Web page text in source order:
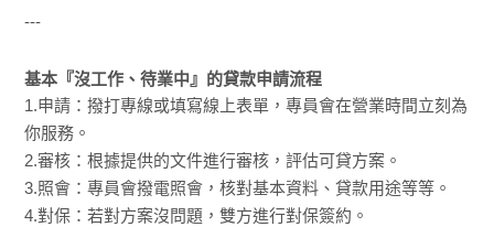
---
基本『沒工作、待業中』的貸款申請流程
1.申請：撥打專線或填寫線上表單，專員會在營業時間立刻為
你服務。
2.審核：根據提供的文件進行審核，評估可貸方案。
3.照會：專員會撥電照會，核對基本資料、貸款用途等等。
4.對保：若對方案沒問題，雙方進行對保簽約。